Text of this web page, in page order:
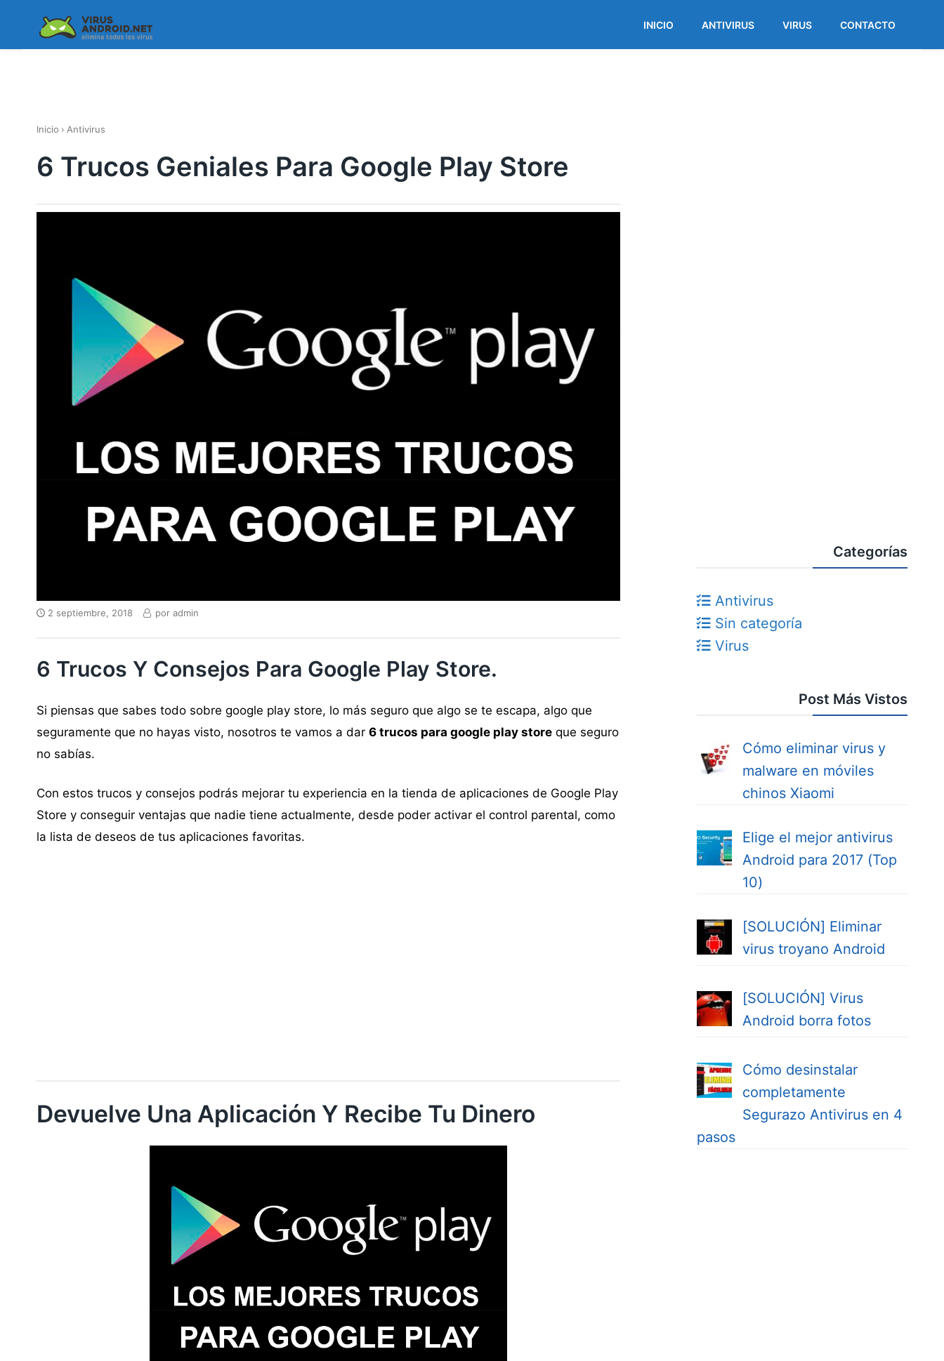
content
INICIO ANTIVIRUS VIRUS CONTACTO
Inicio › Antivirus
6 Trucos Geniales Para Google Play Store
2 septiembre, 2018 por admin
6 Trucos Y Consejos Para Google Play Store.
Si piensas que sabes todo sobre google play store, lo más seguro que algo se te escapa, algo que
seguramente que no hayas visto, nosotros te vamos a dar 6 trucos para google play store que seguro
no sabías.
Con estos trucos y consejos podrás mejorar tu experiencia en la tienda de aplicaciones de Google Play
Store y conseguir ventajas que nadie tiene actualmente, desde poder activar el control parental, como
la lista de deseos de tus aplicaciones favoritas.
Devuelve Una Aplicación Y Recibe Tu Dinero
Categorías
Antivirus
Sin categoría
Virus
Post Más Vistos
Cómo eliminar virus y
malware en móviles
chinos Xiaomi
Elige el mejor antivirus
Android para 2017 (Top
10)
[SOLUCIÓN] Eliminar
virus troyano Android
[SOLUCIÓN] Virus
Android borra fotos
Cómo desinstalar
completamente
Segurazo Antivirus en 4
pasos